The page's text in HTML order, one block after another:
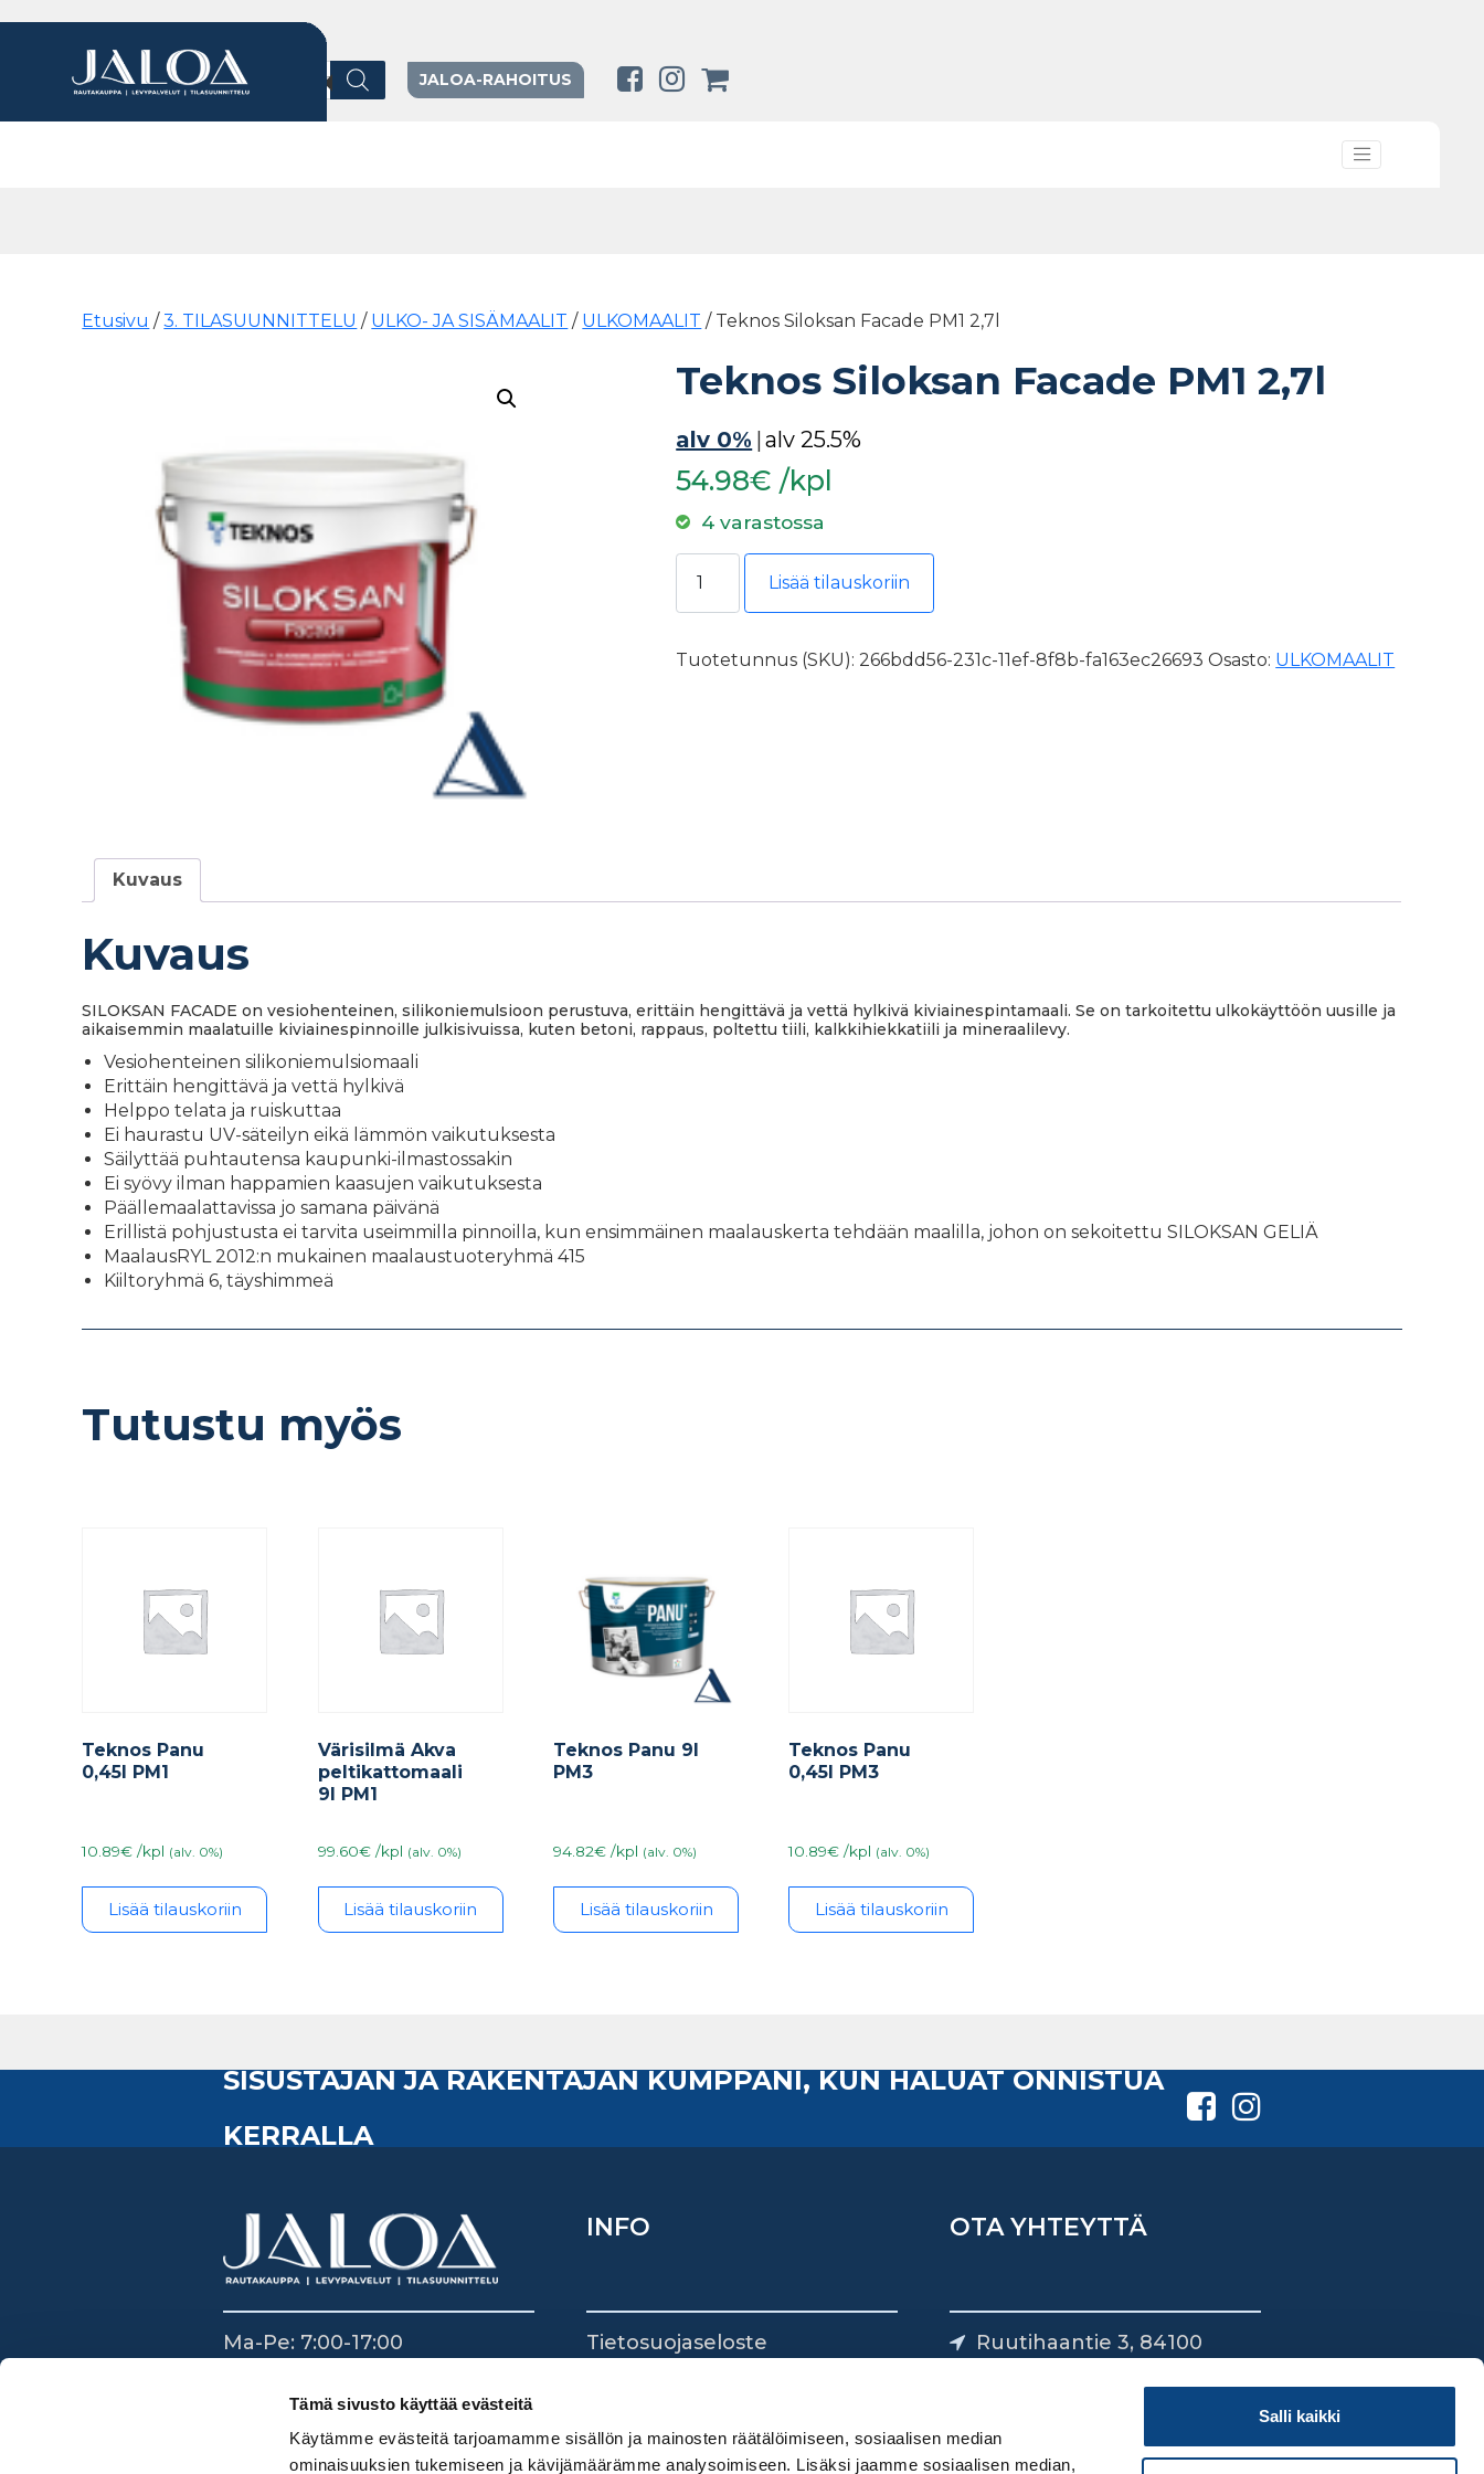
Tämä sivusto käyttää evästeitä
Käytämme evästeitä tarjoamamme sisällön ja mainosten räätälöimiseen, sosiaalisen median
ominaisuuksien tukemiseen ja kävijämäärämme analysoimiseen. Lisäksi jaamme sosiaalisen median,
Salli kaikki
Products search
JALOA-RAHOITUS
Etusivu /3. TILASUUNNITTELU / ULKO- JA SISÄMAALIT / ULKOMAALIT / Teknos Siloksan Facade PM1 2,7l
Teknos Siloksan Facade PM1 2,7l
alv 0% |alv 25.5%
54.98€ /kpl
4 varastossa
Teknos Siloksan Facade PM1 2,7l määrä
Lisää tilauskoriin
Tuotetunnus (SKU):266bdd56-231c-11ef-8f8b-fa163ec26693 Osasto: ULKOMAALIT
Kuvaus
Kuvaus
SILOKSAN FACADE on vesiohenteinen, silikoniemulsioon perustuva, erittäin hengittävä ja vettä hylkivä kiviainespintamaali. Se on tarkoitettu ulkokäyttöön uusille ja
aikaisemmin maalatuille kiviainespinnoille julkisivuissa, kuten betoni, rappaus, poltettu tiili, kalkkihiekkatiili ja mineraalilevy.
Vesiohenteinen silikoniemulsiomaali
Erittäin hengittävä ja vettä hylkivä
Helppo telata ja ruiskuttaa
Ei haurastu UV-säteilyn eikä lämmön vaikutuksesta
Säilyttää puhtautensa kaupunki-ilmastossakin
Ei syövy ilman happamien kaasujen vaikutuksesta
Päällemaalattavissa jo samana päivänä
Erillistä pohjustusta ei tarvita useimmilla pinnoilla, kun ensimmäinen maalauskerta tehdään maalilla, johon on sekoitettu SILOKSAN GELIÄ
MaalausRYL 2012:n mukainen maalaustuoteryhmä 415
Kiiltoryhmä 6, täyshimmeä
Tutustu myös
Teknos Panu
0,45l PM1
10.89€ /kpl (alv. 0%)
Lisää tilauskoriin
Värisilmä Akva
peltikattomaali
9l PM1
99.60€ /kpl (alv. 0%)
Lisää tilauskoriin
Teknos Panu 9l
PM3
94.82€ /kpl (alv. 0%)
Lisää tilauskoriin
Teknos Panu
0,45l PM3
10.89€ /kpl (alv. 0%)
Lisää tilauskoriin
SISUSTAJAN JA RAKENTAJAN KUMPPANI, KUN HALUAT ONNISTUA
KERRALLA
Ma-Pe: 7:00-17:00
Su: Suljettu
INFO
Tietosuojaseloste
OTA YHTEYTTÄ
Ruutihaantie 3, 84100